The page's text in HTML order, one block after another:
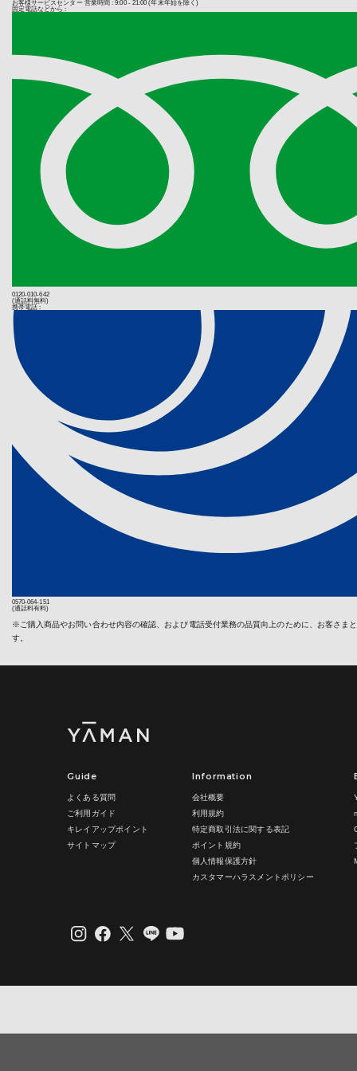
個人情報の取
託を行う場合
え、安全レベ
(個人情報提
個人情報の提
などのご提供
(当社Ｗｅ
当社サイトで
（Cookie）
ームから
成果確認・広
(第三者配
当社は、当社
詳細は
す。
(個人情報
情報を提供さ
利を有してい
《個人情報相
ヤーマン株式
〒135-0016
電話 : 03-
ヤーマン株式
おり定めます
には、以下の
1. 利用方法
利用者は、本
当社ウェブサ
当社ウェブサ
諾するものと
(1)利用者は
①当社ま
②当社ウ
③当社ウ
⑤コンピ
アカウントを
保証期間内の
保証期間を過
い上げ日を証
料も含みます
するものとし
第３条（修
取扱説明書、
弊社はお客様
れている場合
お客様はお買
ご持参ご掲示
以下の理由に
ターの指示す
るものとしま
とします。弊
ヤーマン
販売店、
転居、贈
第２項及
から修理
ない場合
送料の負
する場合
無償での
保証対象
本体を同
その他弊
第４条（修
弊社の製品に
も、製品が弊
した場合を除
し、製品不具
弊社に到着し
保証期間
時点で保
償修理・
頼の時点
ますが、
弊社は有
ただく費
有償修理
見積り提
するもの
見積り提
料等の合
修理、診
検等を依
接修理、
お客様が
ものとし
なお、弊
お客様サービスセンター 営業時間 : 9:00 - 21:00 (年末年始を除く)
固定電話などから :
0120-010-642
(通話料無料)
携帯電話 :
0570-064-151
(通話料有料)
※ご購入商品やお問い合わせ内容の確認、および電話受付業務の品質向上のために、お客さま
す。
Guide
よくある質問
ご利用ガイド
キレイアップポイント
サイトマップ
Information
会社概要
利用規約
特定商取引法に関する表記
ポイント規約
個人情報保護方針
カスタマーハラスメントポリシー